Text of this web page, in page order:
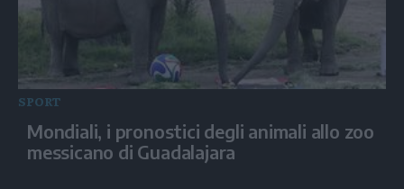
SPORT
Mondiali, i pronostici degli animali allo zoo
messicano di Guadalajara